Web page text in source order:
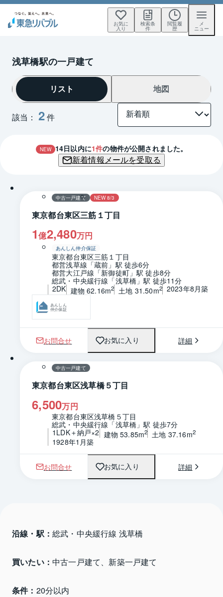
お気に
入り
検索条
件
閲覧履
歴
メ
ニュー
浅草橋駅の一戸建て
該当： 2件
リスト 地図
NEW 14日以内に1件の物件が公開されました。
新着情報メールを受取る
中古一戸建て NEW 8/3
東京都台東区三筋１丁目
1億2,480万円
あんしん仲介保証
東京都台東区三筋１丁目
都営浅草線「蔵前」駅 徒歩6分
都営大江戸線「新御徒町」駅 徒歩8分
総武・中央緩行線「浅草橋」駅 徒歩11分
2DK 建物 62.16m2 土地 31.50m2 2023年8月築
あんしん
仲介保証
お問合せ お気に入り 詳細
1 / 0 間取り
中古一戸建て
東京都台東区浅草橋５丁目
6,500万円
東京都台東区浅草橋５丁目
総武・中央緩行線「浅草橋」駅 徒歩7分
1LDK＋納戸×2 建物 53.85m2 土地 37.16m2
1928年1月築
お問合せ お気に入り 詳細
沿線・駅： 総武・中央緩行線 浅草橋
買いたい： 中古一戸建て、新築一戸建て
条件： 20分以内